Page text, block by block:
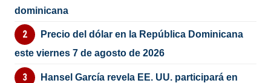
dominicana
Precio del dólar en la República Dominicana
este viernes 7 de agosto de 2026
Hansel García revela EE. UU. participará en